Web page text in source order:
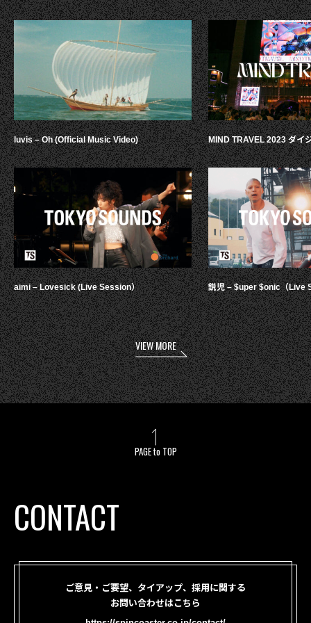
luvis – Oh (Official Music Video)
aimi – Lovesick (Live Session）
MIND TRAVEL 2023 ダイ
鋭児 – $uper $onic（Live
VIEW MORE
PAGE to TOP
CONTACT
ご意見・ご要望、タイアップ、採用に関する
お問い合わせはこちら